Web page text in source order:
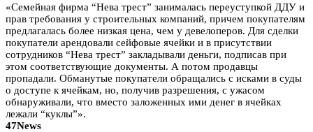
«Семейная фирма “Нева трест” занималась переуступкой ДДУ и
прав требования у строительных компаний, причем покупателям
предлагалась более низкая цена, чем у девелоперов. Для сделки
покупатели арендовали сейфовые ячейки и в присутствии
сотрудников “Нева трест” закладывали деньги, подписав при
этом соответствующие документы. А потом продавцы
пропадали. Обманутые покупатели обращались с исками в суды
о доступе к ячейкам, но, получив разрешения, с ужасом
обнаруживали, что вместо заложенных ими денег в ячейках
лежали “куклы”».
47News